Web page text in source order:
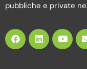
pubbliche e private